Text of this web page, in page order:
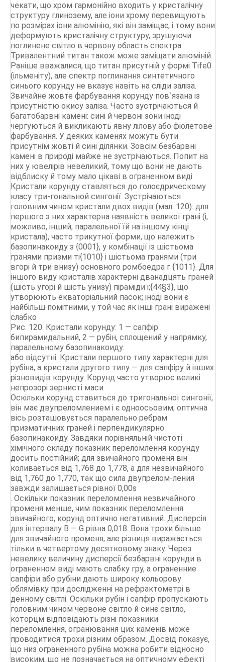
чекати, що хром гармонійно входить у кристалічну
структуру глинозему, але іони хрому перевищують
по розмірах іони алюмінію, які він заміщає, і тому вони
деформують кристалічну структуру, зрушуючи
поглинене світло в червону область спектра.
Тривалентний титан також може заміщати алюміній.
Раніше вважалися, що титан присутній у формі Tife0
(ільменіту), але спектр поглинання синтетичного
синього корунду не вказує навіть на сліди заліза.
Звичайне жовте фарбування корунду пов`язана із
присутністю окису заліза. Часто зустрічаються й
багатобарвні камені: сині й червоні зони іноді
чергуються й викликають явну лілову або фіолетове
фарбування. У деяких каменях можуть бути
присутнім жовті й сині ділянки. Зовсім безбарвні
камені в природі майже не зустрічаються. Попит на
них у ювелірів невеликий, тому що вони не дають
відблиску й тому мало цікаві в ограненном виді
Кристали корунду ставляться до голоєдрическому
класу три-гональной сингонії. Зустрічаються
головним чином кристали двох видів (мал. 120): для
першого з них характерна наявність великої грані (і,
можливо, інший, паралельної їй на іншому кінці
кристала), часто трикутної форми, що належить
базопинакоиду з {0001}, у комбінації із шістьома
гранями призми ті{1010} і шістьома гранями (три
вгорі й три внизу) основного ромбоедра г {1011}. Для
іншого виду кристалів характерні дванадцять граней
(шість угорі й шість унизу) піраміди i;{44§3}, що
утворюють екваторіальний пасок; іноді вони є
найбільш помітними, у той час як інші грані виражені
слабко
Рис. 120. Кристали корунду: 1 — сапфір
бипирамидальний, 2 — рубін, сплощений у напрямку,
паралельному базопинакоиду.
або відсутні. Кристали першого типу характерні для
рубіна, а кристали другого типу — для сапфіру й інших
різновидів корунду. Корунд часто утворює великі
непрозорі зернисті маси
Оскільки корунд ставиться до тригональної сингонії,
він має двупреломлением і є одноосьовим; оптична
вісь розташовується паралельно ребрам
призматичних граней і перпендикулярно
базопинакоиду. Завдяки порівняльній чистоті
хімічного складу показник переломлення корунду
досить постійний; для звичайного променя він
коливається від 1,768 до 1,778, а для незвичайного
від 1,760 до 1,770, так що сила двупрелом-ления
завжди залишається рівної 0,00s
. Оскільки показник переломлення незвичайного
променя менше, чим показник переломлення
звичайного, корунд оптично негативний. Дисперсія
для інтервалу В — G рівна 0,018. Вона трохи більше
для звичайного променя, але різниця виражається
тільки в четвертому десятковому знаку. Через
невелику величину дисперсії безбарвні корунди в
ограненном виді мають слабку гру, а ограненние
сапфіри або рубіни дають широку кольорову
облямівку при дослідженні на рефрактометрі в
денному світлі. Оскільки рубін і сапфір пропускають
головним чином червоне світло й синє світло,
которцм відповідають різні показники
переломлення, огранювання цих каменів може
проводитися трохи різним образом. Досвід показує,
що низ ограненного рубіна можна робити відносно
високим, що не позначається на оптичному ефекті